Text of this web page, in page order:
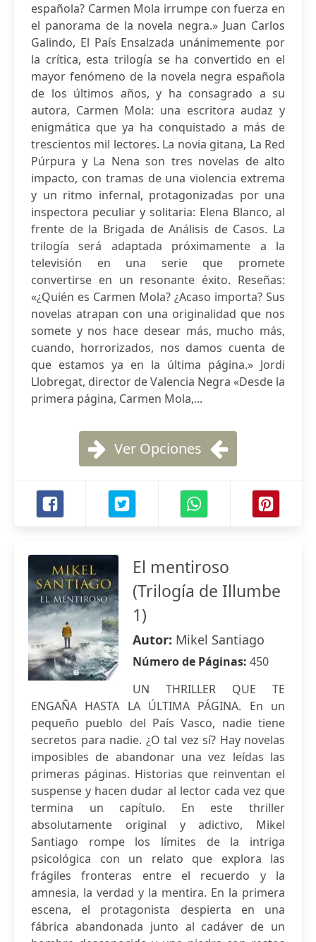
española? Carmen Mola irrumpe con fuerza en
el panorama de la novela negra.» Juan Carlos
Galindo, El País Ensalzada unánimemente por
la crítica, esta trilogía se ha convertido en el
mayor fenómeno de la novela negra española
de los últimos años, y ha consagrado a su
autora, Carmen Mola: una escritora audaz y
enigmática que ya ha conquistado a más de
trescientos mil lectores. La novia gitana, La Red
Púrpura y La Nena son tres novelas de alto
impacto, con tramas de una violencia extrema
y un ritmo infernal, protagonizadas por una
inspectora peculiar y solitaria: Elena Blanco, al
frente de la Brigada de Análisis de Casos. La
trilogía será adaptada próximamente a la
televisión en una serie que promete
convertirse en un resonante éxito. Reseñas:
«¿Quién es Carmen Mola? ¿Acaso importa? Sus
novelas atrapan con una originalidad que nos
somete y nos hace desear más, mucho más,
cuando, horrorizados, nos damos cuenta de
que estamos ya en la última página.» Jordi
Llobregat, director de Valencia Negra «Desde la
primera página, Carmen Mola,...
Ver Opciones
El mentiroso
(Trilogía de Illumbe
1)
Autor: Mikel Santiago
Número de Páginas: 450
UN THRILLER QUE TE
ENGAÑA HASTA LA ÚLTIMA PÁGINA. En un
pequeño pueblo del País Vasco, nadie tiene
secretos para nadie. ¿O tal vez sí? Hay novelas
imposibles de abandonar una vez leídas las
primeras páginas. Historias que reinventan el
suspense y hacen dudar al lector cada vez que
termina un capítulo. En este thriller
absolutamente original y adictivo, Mikel
Santiago rompe los límites de la intriga
psicológica con un relato que explora las
frágiles fronteras entre el recuerdo y la
amnesia, la verdad y la mentira. En la primera
escena, el protagonista despierta en una
fábrica abandonada junto al cadáver de un